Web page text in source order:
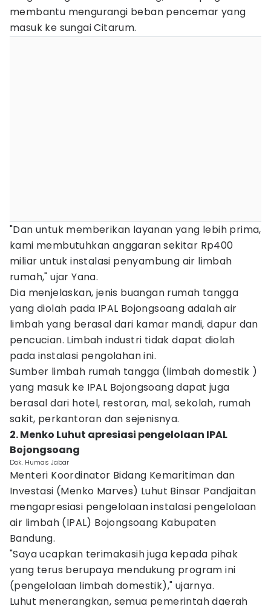
membantu mengurangi beban pencemar yang
masuk ke sungai Citarum.
"Dan untuk memberikan layanan yang lebih prima,
kami membutuhkan anggaran sekitar Rp400
miliar untuk instalasi penyambung air limbah
rumah," ujar Yana.
Dia menjelaskan, jenis buangan rumah tangga
yang diolah pada IPAL Bojongsoang adalah air
limbah yang berasal dari kamar mandi, dapur dan
pencucian. Limbah industri tidak dapat diolah
pada instalasi pengolahan ini.
Sumber limbah rumah tangga (limbah domestik )
yang masuk ke IPAL Bojongsoang dapat juga
berasal dari hotel, restoran, mal, sekolah, rumah
sakit, perkantoran dan sejenisnya.
2. Menko Luhut apresiasi pengelolaan IPAL
Bojongsoang
Dok. Humas Jabar
Menteri Koordinator Bidang Kemaritiman dan
Investasi (Menko Marves) Luhut Binsar Pandjaitan
mengapresiasi pengelolaan instalasi pengelolaan
air limbah (IPAL) Bojongsoang Kabupaten
Bandung.
"Saya ucapkan terimakasih juga kepada pihak
yang terus berupaya mendukung program ini
(pengelolaan limbah domestik)," ujarnya.
Luhut menerangkan, semua pemerintah daerah